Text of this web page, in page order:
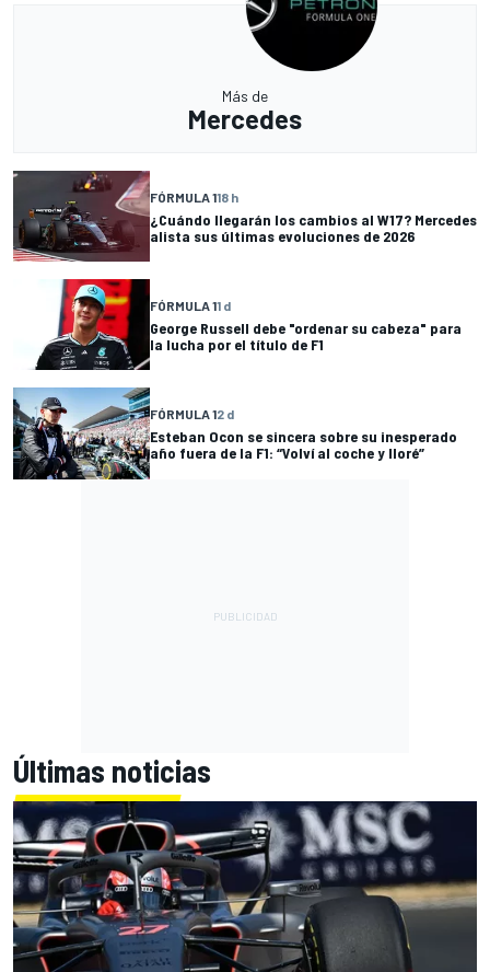
Más de
Mercedes
FÓRMULA 118 h
¿Cuándo llegarán los cambios al W17? Mercedes
alista sus últimas evoluciones de 2026
FÓRMULA 11 d
George Russell debe "ordenar su cabeza" para
la lucha por el título de F1
FÓRMULA 12 d
Esteban Ocon se sincera sobre su inesperado
año fuera de la F1: “Volví al coche y lloré”
Últimas noticias